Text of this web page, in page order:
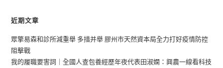
近期文章
眾擎易森和診所減重舉 多措并舉 膠州市天然資本局全力打好疫情防控
阻擊戰
我的履職要害詞｜全國人查包養經歷年夜代表田淑嫻：興農一線看科技